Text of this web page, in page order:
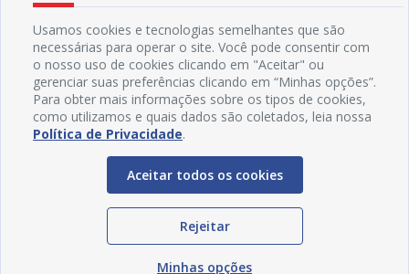
Redes Sociais
Usamos cookies e tecnologias semelhantes que são
necessárias para operar o site. Você pode consentir com
o nosso uso de cookies clicando em "Aceitar" ou
gerenciar suas preferências clicando em “Minhas opções”.
Para obter mais informações sobre os tipos de cookies,
como utilizamos e quais dados são coletados, leia nossa
Política de Privacidade.
Aceitar todos os cookies
Rejeitar
Minhas opções